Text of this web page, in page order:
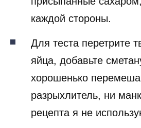
каждой стороны.
Для теста перетрите
яйца, добавьте
хорошенько
разрыхлитель, ни
рецепта я не